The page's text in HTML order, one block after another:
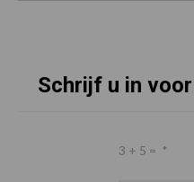
Schrijf u in
3 + 5 = *